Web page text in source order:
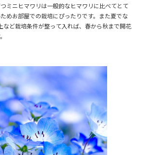
ミニヒマワリは一般的なヒマワリに比べてとて
めお部屋での栽培にぴったりです。また夏でな
など栽培条件が整って入れば、春から秋まで開花